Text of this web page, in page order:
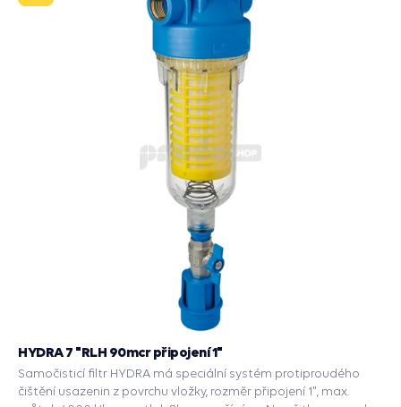
HYDRA 7 "RLH 90mcr připojení 1"
Samočisticí filtr HYDRA má speciální systém protiproudého
čištění usazenin z povrchu vložky, rozměr připojení 1", max.